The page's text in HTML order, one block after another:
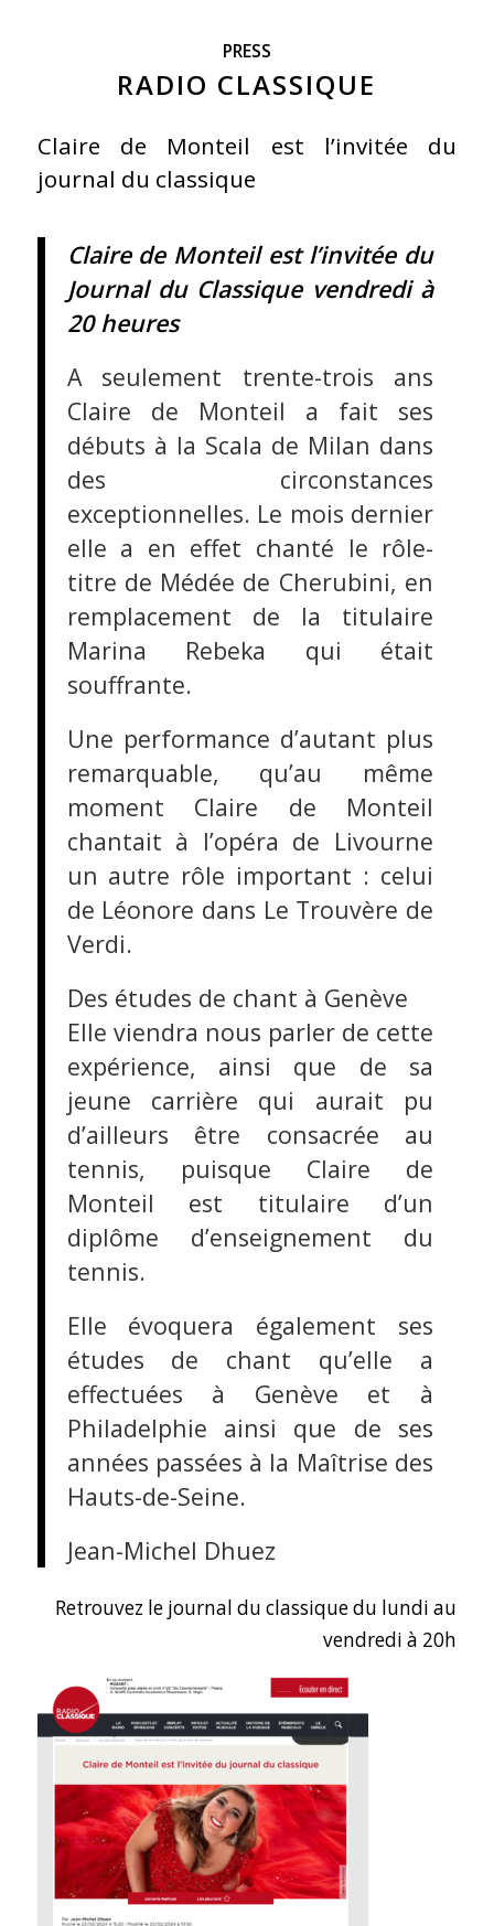
PRESS
RADIO CLASSIQUE
Claire de Monteil est l’invitée du
journal du classique
Claire de Monteil est l’invitée du
Journal du Classique vendredi à
20 heures
A seulement trente-trois ans
Claire de Monteil a fait ses
débuts à la Scala de Milan dans
des circonstances
exceptionnelles. Le mois dernier
elle a en effet chanté le rôle-
titre de Médée de Cherubini, en
remplacement de la titulaire
Marina Rebeka qui était
souffrante.
Une performance d’autant plus
remarquable, qu’au même
moment Claire de Monteil
chantait à l’opéra de Livourne
un autre rôle important : celui
de Léonore dans Le Trouvère de
Verdi.
Des études de chant à Genève
Elle viendra nous parler de cette
expérience, ainsi que de sa
jeune carrière qui aurait pu
d’ailleurs être consacrée au
tennis, puisque Claire de
Monteil est titulaire d’un
diplôme d’enseignement du
tennis.
Elle évoquera également ses
études de chant qu’elle a
effectuées à Genève et à
Philadelphie ainsi que de ses
années passées à la Maîtrise des
Hauts-de-Seine.
Jean-Michel Dhuez
Retrouvez le journal du classique du lundi au
vendredi à 20h